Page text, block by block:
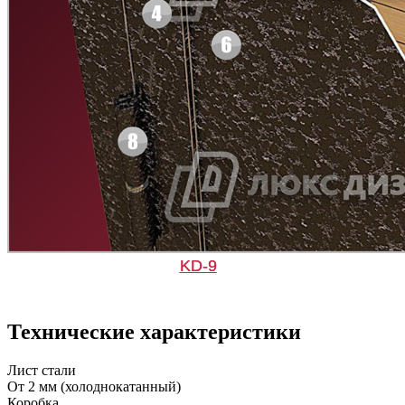
Д-33 Д-35 Н
Д-35 СС
C49 C50
C52
Рисунок 7 Рисунок 8
Рисунок 9 Рисунок 10
KD-9
Технические характеристики
Лист стали
От 2 мм (холоднокатанный)